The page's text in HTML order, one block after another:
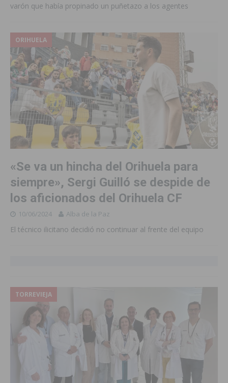
varón que había propinado un puñetazo a los agentes
ORIHUELA
«Se va un hincha del Orihuela para
siempre», Sergi Guilló se despide de
los aficionados del Orihuela CF
10/06/2024 Alba de la Paz
El técnico ilicitano decidió no continuar al frente del equipo
TORREVIEJA